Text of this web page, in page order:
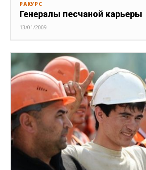
РАКУРС
Генералы песчаной карьеры
13/01/2009